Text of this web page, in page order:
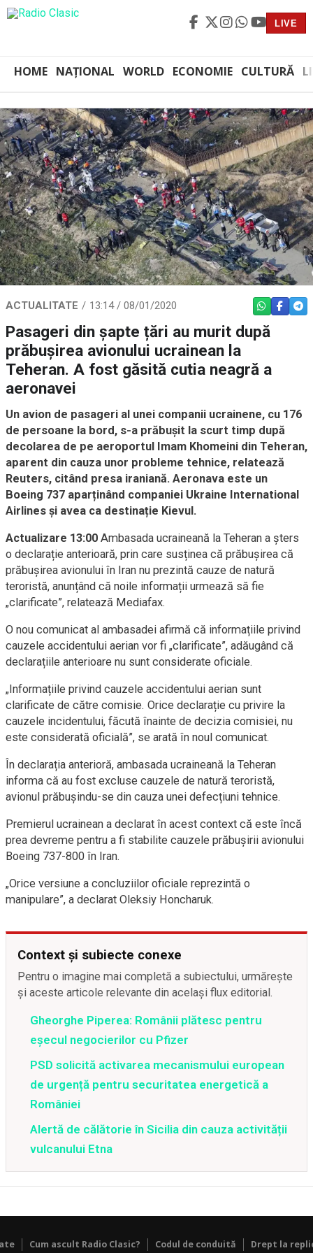
LIVE
HOME NAȚIONAL WORLD ECONOMIE CULTURĂ
ACTUALITATE 13:14 / 08/01/2020 WHATSAPP
Pasageri din șapte țări au murit după
prăbușirea avionului ucrainean la
Teheran. A fost găsită cutia neagră a
aeronavei
Un avion de pasageri al unei companii ucrainene, cu 176
de persoane la bord, s-a prăbușit la scurt timp după
decolarea de pe aeroportul Imam Khomeini din Teheran,
aparent din cauza unor probleme tehnice, relatează
Reuters, citând presa iraniană. Aeronava este un
Boeing 737 aparținând companiei Ukraine International
Airlines și avea ca destinație Kievul.
Actualizare 13:00 Ambasada ucraineană la Teheran a șters
o declarație anterioară, prin care susținea că prăbușirea că
prăbușirea avionului în Iran nu prezintă cauze de natură
teroristă, anunțând că noile informații urmează să fie
„clarificate”, relatează Mediafax.
O nou comunicat al ambasadei afirmă că informațiile privind
cauzele accidentului aerian vor fi „clarificate”, adăugând că
declarațiile anterioare nu sunt considerate oficiale.
„Informațiile privind cauzele accidentului aerian sunt
clarificate de către comisie. Orice declarație cu privire la
cauzele incidentului, făcută înainte de decizia comisiei, nu
este considerată oficială”, se arată în noul comunicat.
În declarația anterioră, ambasada ucraineană la Teheran
informa că au fost excluse cauzele de natură teroristă,
avionul prăbușindu-se din cauza unei defecțiuni tehnice.
Premierul ucrainean a declarat în acest context că este încă
prea devreme pentru a fi stabilite cauzele prăbușirii avionului
Boeing 737-800 în Iran.
„Orice versiune a concluziilor oficiale reprezintă o
manipulare”, a declarat Oleksiy Honcharuk.
Context și subiecte conexe
Pentru o imagine mai completă a subiectului, urmărește
și aceste articole relevante din același flux editorial.
Gheorghe Piperea: Românii plătesc pentru
eșecul negocierilor cu Pfizer
PSD solicită activarea mecanismului european
de urgență pentru securitatea energetică a
României
Alertă de călătorie în Sicilia din cauza activității
vulcanului Etna
Cum ascult Radio Clasic? Codul de conduită Drept la